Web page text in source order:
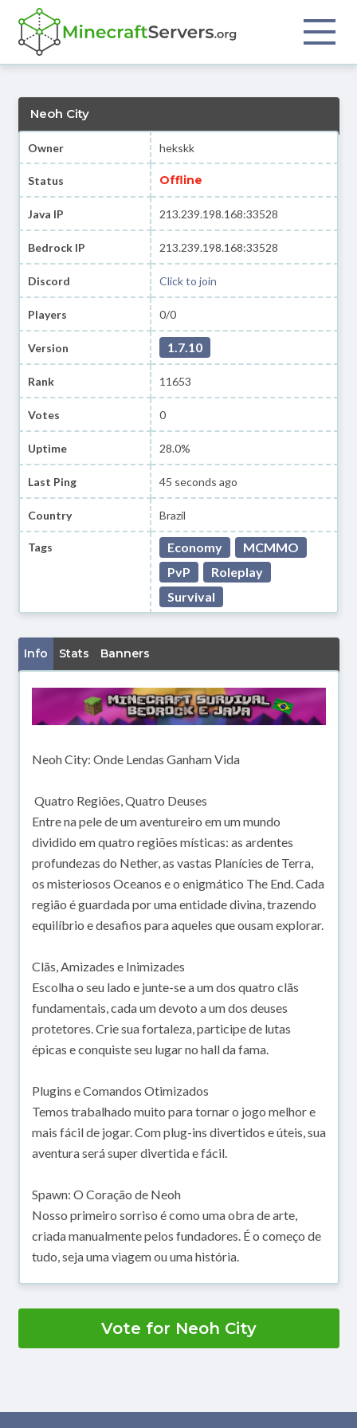
Neoh City
Owner hekskk
Status Offline
Java IP 213.239.198.168:33528
Bedrock IP 213.239.198.168:33528
Discord Click to join
Players 0/0
Version 1.7.10
Rank 11653
Votes 0
Uptime 28.0%
Last Ping 45 seconds ago
Country Brazil
Tags Economy
MCMMO
PvP
Roleplay
Survival
Info Stats Banners
Neoh City: Onde Lendas Ganham Vida
️ Quatro Regiões, Quatro Deuses
Entre na pele de um aventureiro em um mundo
dividido em quatro regiões místicas: as ardentes
profundezas do Nether, as vastas Planícies de Terra,
os misteriosos Oceanos e o enigmático The End. Cada
região é guardada por uma entidade divina, trazendo
equilíbrio e desafios para aqueles que ousam explorar.
Clãs, Amizades e Inimizades
Escolha o seu lado e junte-se a um dos quatro clãs
fundamentais, cada um devoto a um dos deuses
protetores. Crie sua fortaleza, participe de lutas
épicas e conquiste seu lugar no hall da fama.
Plugins e Comandos Otimizados
Temos trabalhado muito para tornar o jogo melhor e
mais fácil de jogar. Com plug-ins divertidos e úteis, sua
aventura será super divertida e fácil.
Spawn: O Coração de Neoh
Nosso primeiro sorriso é como uma obra de arte,
criada manualmente pelos fundadores. É o começo de
tudo, seja uma viagem ou uma história.
Vote for Neoh City